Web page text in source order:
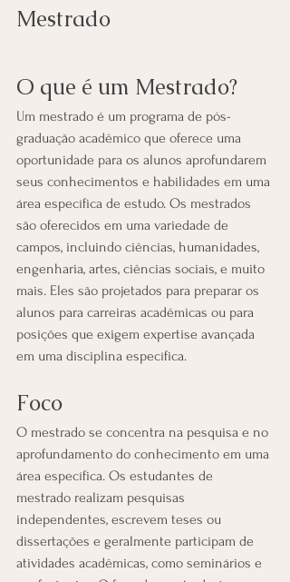
Mestrado
O que é um Mestrado?
Um mestrado é um programa de pós-
graduação acadêmico que oferece uma
oportunidade para os alunos aprofundarem
seus conhecimentos e habilidades em uma
área específica de estudo. Os mestrados
são oferecidos em uma variedade de
campos, incluindo ciências, humanidades,
engenharia, artes, ciências sociais, e muito
mais. Eles são projetados para preparar os
alunos para carreiras acadêmicas ou para
posições que exigem expertise avançada
em uma disciplina específica.
Foco
O mestrado se concentra na pesquisa e no
aprofundamento do conhecimento em uma
área específica. Os estudantes de
mestrado realizam pesquisas
independentes, escrevem teses ou
dissertações e geralmente participam de
atividades acadêmicas, como seminários e